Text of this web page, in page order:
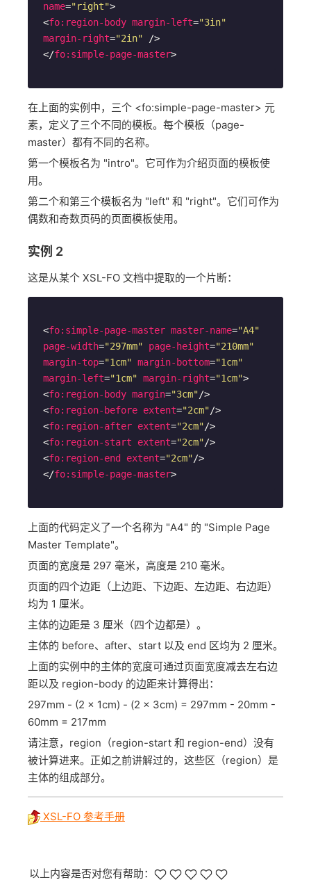
name="right">
<fo:region-body margin-left="3in"
margin-right="2in" />
</fo:simple-page-master>
在上面的实例中，三个 <fo:simple-page-master> 元
素，定义了三个不同的模板。每个模板（page-
master）都有不同的名称。
第一个模板名为 "intro"。它可作为介绍页面的模板使
用。
第二个和第三个模板名为 "left" 和 "right"。它们可作为
偶数和奇数页码的页面模板使用。
实例 2
这是从某个 XSL-FO 文档中提取的一个片断：
<fo:simple-page-master master-name="A4"
page-width="297mm" page-height="210mm"
margin-top="1cm" margin-bottom="1cm"
margin-left="1cm" margin-right="1cm">
<fo:region-body margin="3cm"/>
<fo:region-before extent="2cm"/>
<fo:region-after extent="2cm"/>
<fo:region-start extent="2cm"/>
<fo:region-end extent="2cm"/>
</fo:simple-page-master>
上面的代码定义了一个名称为 "A4" 的 "Simple Page
Master Template"。
页面的宽度是 297 毫米，高度是 210 毫米。
页面的四个边距（上边距、下边距、左边距、右边距）
均为 1 厘米。
主体的边距是 3 厘米（四个边都是）。
主体的 before、after、start 以及 end 区均为 2 厘米。
上面的实例中的主体的宽度可通过页面宽度减去左右边
距以及 region-body 的边距来计算得出：
297mm - (2 x 1cm) - (2 x 3cm) = 297mm - 20mm -
60mm = 217mm
请注意，region（region-start 和 region-end）没有
被计算进来。正如之前讲解过的，这些区（region）是
主体的组成部分。
XSL-FO 参考手册
以上内容是否对您有帮助：